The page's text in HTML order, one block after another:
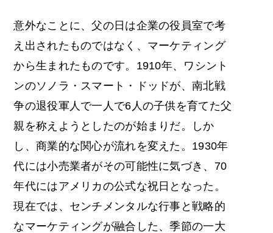
意外なことに、父の日は企業の役員室で考
え出されたものではなく、マーケティング
から生まれたものです。1910年、ワシント
ンのソノラ・スマート・ドッドが、南北戦
争の退役軍人で一人で6人の子供を育てた父
親を称えようとしたのが始まりだ。しか
し、商業的な関心が流れを変えた。1930年
代には小売業者がその可能性に気づき、70
年代にはアメリカの公式な祝日となった。
現在では、センチメンタルな行事と戦略的
なマーケティングが融合した、季節の一大